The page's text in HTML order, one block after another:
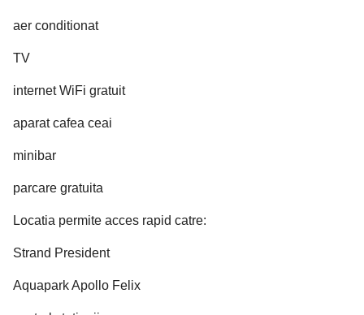
aer conditionat
TV
internet WiFi gratuit
aparat cafea ceai
minibar
parcare gratuita
Locatia permite acces rapid catre:
Strand President
Aquapark Apollo Felix